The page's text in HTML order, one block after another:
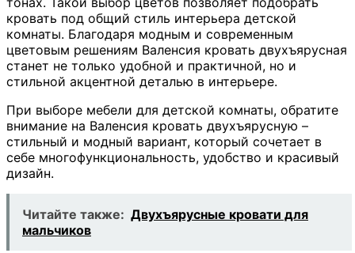
кровать под общий стиль интерьера детской
комнаты. Благодаря модным и современным
цветовым решениям Валенсия кровать двухъярусная
станет не только удобной и практичной, но и
стильной акцентной деталью в интерьере.
При выборе мебели для детской комнаты, обратите
внимание на Валенсия кровать двухъярусную –
стильный и модный вариант, который сочетает в
себе многофункциональность, удобство и красивый
дизайн.
Читайте также: Двухъярусные кровати для
мальчиков